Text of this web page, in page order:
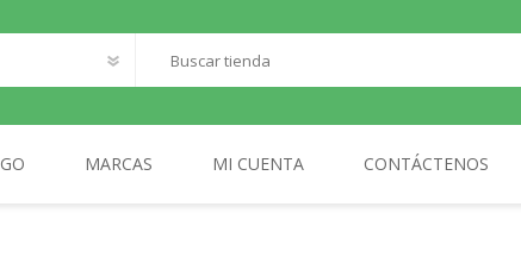
MARCAS MI CUENTA CONTÁCTENOS